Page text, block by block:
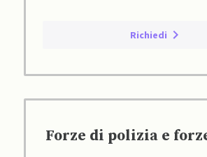
Richiedi
Forze di polizia e